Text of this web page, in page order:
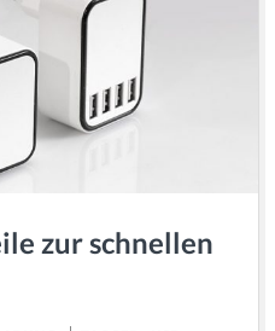
zur schnellen